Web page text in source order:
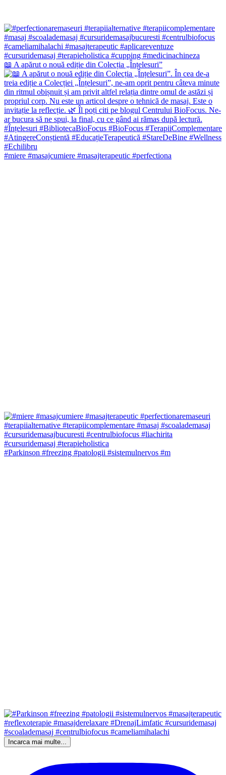
📖 A apărut o nouă ediție din Colecția „Înțelesuri”
#miere #masajcumiere #masajterapeutic #perfectiona
#Parkinson #freezing #patologii #sistemulnervos #m
Incarca mai multe...